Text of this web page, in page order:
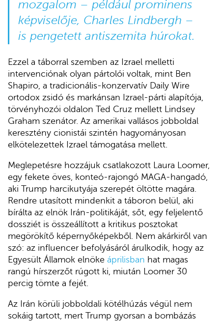
mozgalom – például prominens
képviselője, Charles Lindbergh –
is pengetett antiszemita húrokat.
Ezzel a táborral szemben az Izrael melletti
intervenciónak olyan pártolói voltak, mint Ben
Shapiro, a tradicionális-konzervatív Daily Wire
ortodox zsidó és markánsan Izrael-párti alapítója,
törvényhozói oldalon Ted Cruz mellett Lindsey
Graham szenátor. Az amerikai vallásos jobboldal
keresztény cionistái szintén hagyományosan
elkötelezettek Izrael támogatása mellett.
Meglepetésre hozzájuk csatlakozott Laura Loomer,
egy fekete öves, konteó-rajongó MAGA-hangadó,
aki Trump harcikutyája szerepét öltötte magára.
Rendre utasított mindenkit a táboron belül, aki
bírálta az elnök Irán-politikáját, sőt, egy feljelentő
dossziét is összeállított a kritikus posztokat
megörökítő képernyőképekből. Nem akárkiről van
szó: az influencer befolyásáról árulkodik, hogy az
Egyesült Államok elnöke áprilisban hat magas
rangú hírszerzőt rúgott ki, miután Loomer 30
percig tömte a fejét.
Az Irán körüli jobboldali kötélhúzás végül nem
sokáig tartott, mert Trump gyorsan a bombázás